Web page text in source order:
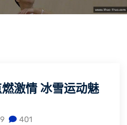
激情 冰雪运动魅
401